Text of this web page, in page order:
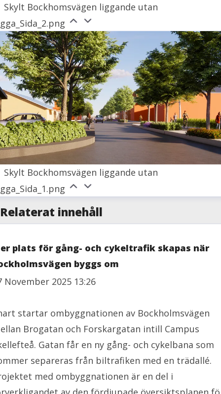
Skylt Bockhomsvägen liggande utan
Skylt Bockhomsvägen liggande utan
Relaterat innehåll
plats för gång- och cykeltrafik skapas när
byggs om
November 2025 13:26
startar ombyggnationen av Bockholmsvägen
Brogatan och Forskargatan intill Campus
Gatan får en ny gång- och cykelbana som
separeras från biltrafiken med en trädallé.
med ombyggnationen är en del i